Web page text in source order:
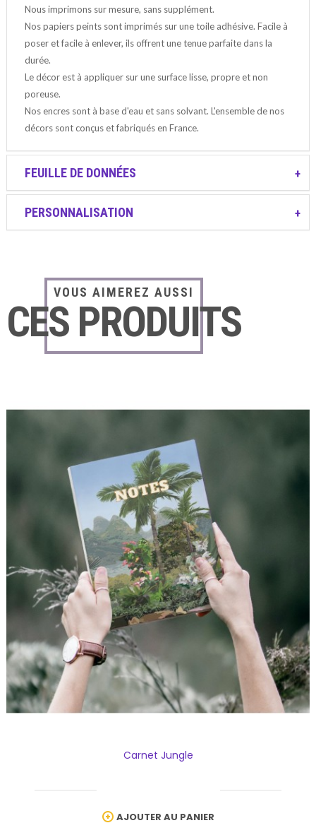
Nous imprimons sur mesure, sans supplément.
Nos papiers peints sont imprimés sur une toile adhésive. Facile à
poser et facile à enlever, ils offrent une tenue parfaite dans la
durée.
Le décor est à appliquer sur une surface lisse, propre et non
poreuse.
Nos encres sont à base d'eau et sans solvant. L'ensemble de nos
décors sont conçus et fabriqués en France.
FEUILLE DE DONNÉES
PERSONNALISATION
VOUS AIMEREZ AUSSI
CES PRODUITS
Carnet Jungle
AJOUTER AU PANIER